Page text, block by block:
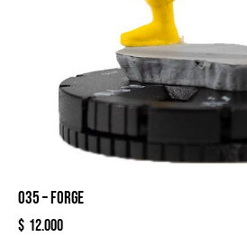
035 – FORGE
$ 12.000